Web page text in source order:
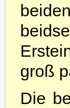
groß
Die